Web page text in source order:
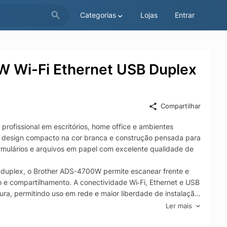
Categorias Lojas Entrar
Wi-Fi Ethernet USB Duplex
Compartilhar
em escritórios, home office e ambientes
compacto na cor branca e construção pensada para
e arquivos em papel com excelente qualidade de
o Brother ADS-4700W permite escanear frente e
compartilhamento. A conectividade Wi‑Fi, Ethernet e USB
permitindo uso em rede e maior liberdade de instalação
ADF, duplex e conexões completas, ideal paraLer mais